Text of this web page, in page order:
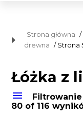
Strona główna /
drewna / Strona
Łóżka z
80 of 116